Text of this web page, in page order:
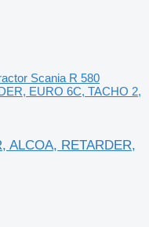
Scania R 580
EURO 6C, TACHO 2,
ALCOA, RETARDER,